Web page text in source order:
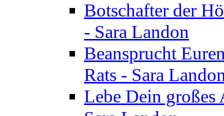
Botschafter der
- Sara Landon
Beansprucht
Rats - Sara
Lebe Dein großes